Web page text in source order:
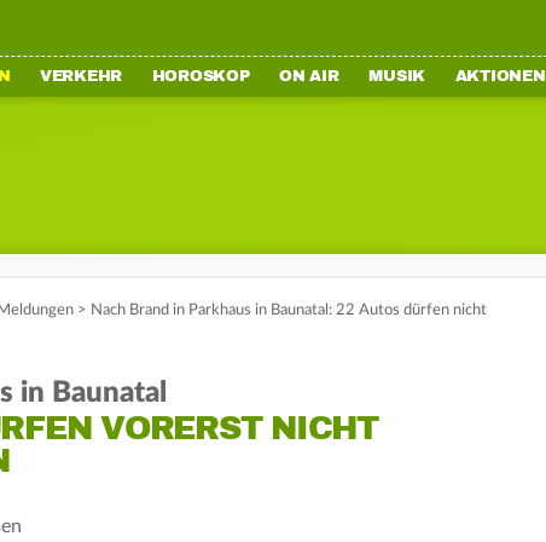
VERKEHR HOROSKOP ON AIR MUSIK AKTIONEN
> Nach Brand in Parkhaus in Baunatal: 22 Autos dürfen nicht
in Baunatal
VORERST NICHT